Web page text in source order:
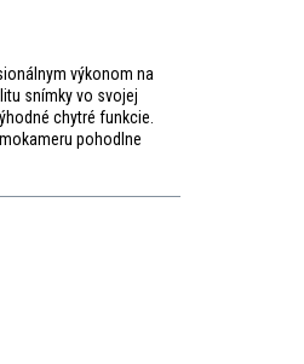
výkonom na
snímky vo svojej
chytré funkcie.
pohodlne